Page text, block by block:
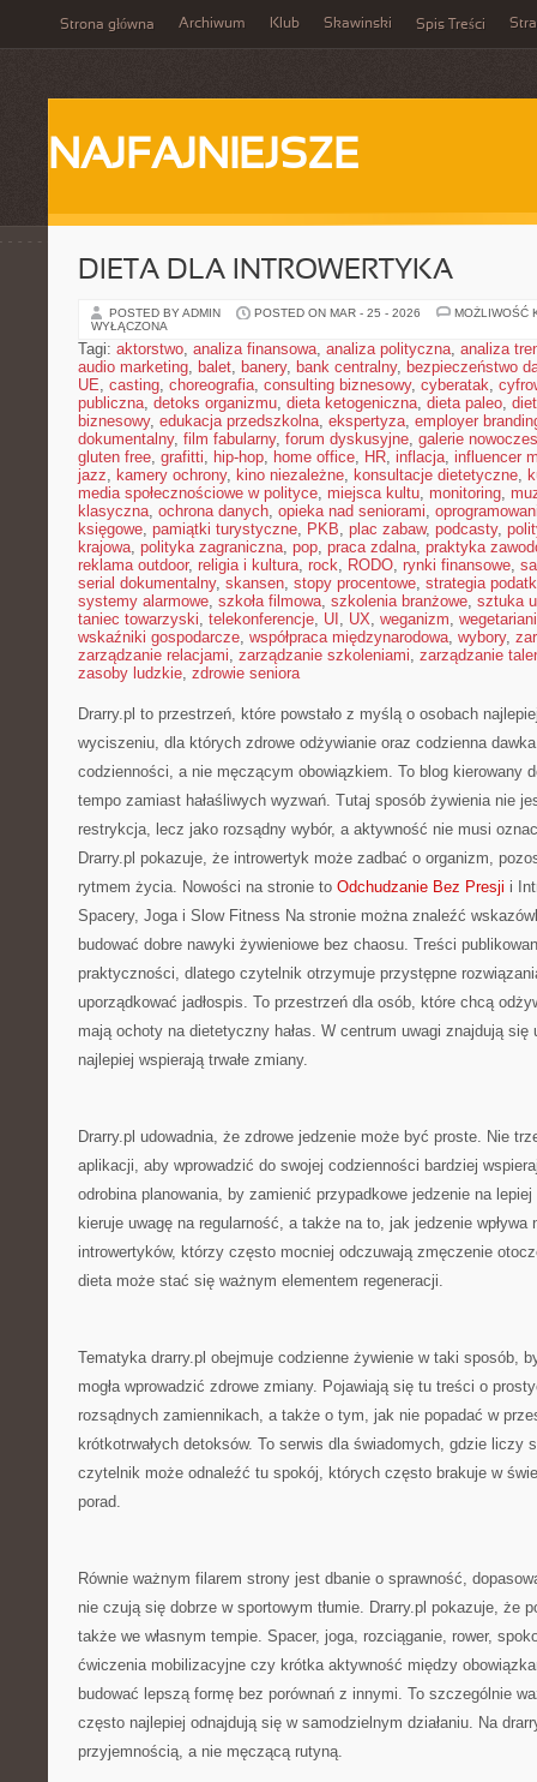
Strona główna Archiwum Klub Skawinski Spis Treści
NAJFAJNIEJSZE
DIETA DLA INTROWERTYKA
POSTED BY ADMIN POSTED ON MAR - 25 - 2026
MOŻLIWOŚĆ
WYŁĄCZONA
Tagi: aktorstwo, analiza finansowa, analiza polityczna, analiza
audio marketing, balet, banery, bank centralny, bezpieczeństwo
UE, casting, choreografia, consulting biznesowy, cyberatak,
publiczna, detoks organizmu, dieta ketogeniczna, dieta paleo,
biznesowy, edukacja przedszkolna, ekspertyza, employer
dokumentalny, film fabularny, forum dyskusyjne, galerie
gluten free, grafitti, hip-hop, home office, HR, inflacja, influencer
jazz, kamery ochrony, kino niezależne, konsultacje dietetyczne,
media społecznościowe w polityce, miejsca kultu, monitoring,
klasyczna, ochrona danych, opieka nad seniorami,
księgowe, pamiątki turystyczne, PKB, plac zabaw, podcasty,
krajowa, polityka zagraniczna, pop, praca zdalna, praktyka
reklama outdoor, religia i kultura, rock, RODO, rynki finansowe,
serial dokumentalny, skansen, stopy procentowe, strategia
systemy alarmowe, szkoła filmowa, szkolenia branżowe, sztuka
taniec towarzyski, telekonferencje, UI , UX, weganizm,
wskaźniki gospodarcze, współpraca międzynarodowa, wybory,
zarządzanie relacjami, zarządzanie szkoleniami, zarządzanie
zasoby ludzkie, zdrowie seniora
Drarry.pl to przestrzeń, które powstało z myślą o osobach
wyciszeniu, dla których zdrowe odżywianie oraz codzienna
codzienności, a nie męczącym obowiązkiem. To blog kierowany
tempo zamiast hałaśliwych wyzwań. Tutaj sposób żywienia nie
restrykcja, lecz jako rozsądny wybór, a aktywność nie musi
Drarry.pl pokazuje, że introwertyk może zadbać o organizm,
rytmem życia. Nowości na stronie to Odchudzanie Bez Presji i
Spacery, Joga i Slow Fitness Na stronie można znaleźć
budować dobre nawyki żywieniowe bez chaosu. Treści
praktyczności, dlatego czytelnik otrzymuje przystępne
uporządkować jadłospis. To przestrzeń dla osób, które chcą
mają ochoty na dietetyczny hałas. W centrum uwagi znajdują się
najlepiej wspierają trwałe zmiany.
Drarry.pl udowadnia, że zdrowe jedzenie może być proste. Nie
aplikacji, aby wprowadzić do swojej codzienności bardziej
odrobina planowania, by zamienić przypadkowe jedzenie na
kieruje uwagę na regularność, a także na to, jak jedzenie wpływa
introwertyków, którzy często mocniej odczuwają zmęczenie
dieta może stać się ważnym elementem regeneracji.
Tematyka drarry.pl obejmuje codzienne żywienie w taki sposób,
mogła wprowadzić zdrowe zmiany. Pojawiają się tu treści o
rozsądnych zamiennikach, a także o tym, jak nie popadać w
krótkotrwałych detoksów. To serwis dla świadomych, gdzie liczy
czytelnik może odnaleźć tu spokój, których często brakuje w
porad.
Równie ważnym filarem strony jest dbanie o sprawność,
nie czują się dobrze w sportowym tłumie. Drarry.pl pokazuje, że
także we własnym tempie. Spacer, joga, rozciąganie, rower,
ćwiczenia mobilizacyjne czy krótka aktywność między
budować lepszą formę bez porównań z innymi. To szczególnie
często najlepiej odnajdują się w samodzielnym działaniu. Na
przyjemnością, a nie męczącą rutyną.